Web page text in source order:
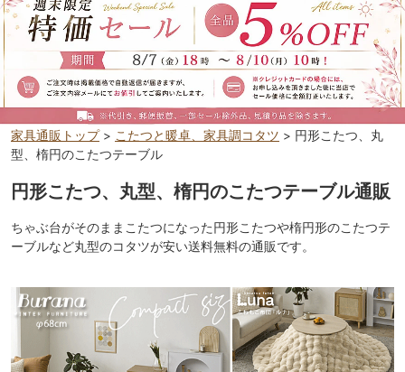
家具通販トップ> こたつと暖卓、家具調コタツ > 円形こたつ、丸
型、楕円のこたつテーブル
円形こたつ、丸型、楕円のこたつテーブル通販
ちゃぶ台がそのままこたつになった円形こたつや楕円形のこたつテ
ーブルなど丸型のコタツが安い送料無料の通販です。